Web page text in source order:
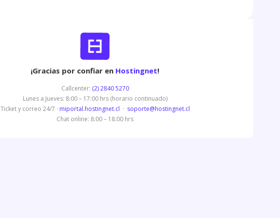
¡Gracias por confiar en Hostingnet!
Callcenter: (2) 2840 5270
Lunes a Jueves: 8:00 – 17:00 hrs (horario continuado)
Ticket y correo 24/7 · miportal.hostingnet.cl · soporte@hostingnet.cl
Chat online: 8:00 – 18:00 hrs